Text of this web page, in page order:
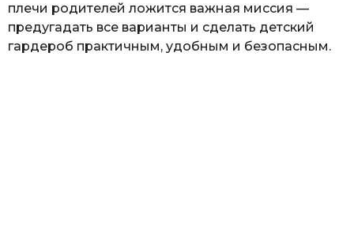
плечи родителей ложится важная миссия —
предугадать все варианты и сделать детский
гардероб практичным, удобным и безопасным.